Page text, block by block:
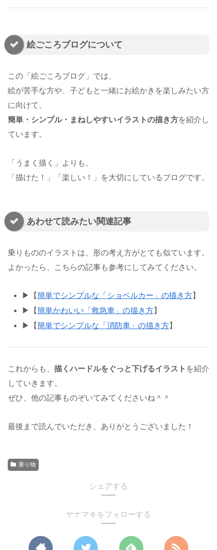
絵ごころブログについて
この「絵ごころブログ」では、
絵が苦手な方や、子どもと一緒にお絵かきを楽しみたい方
に向けて、
簡単・シンプル・まねしやすいイラストの描き方を紹介し
ています。
「うまく描く」よりも、
「描けた！」「楽しい！」を大切にしているブログです。
あわせて読みたい関連記事
乗りもののイラストは、形の考え方がとても似ています。
よかったら、こちらの記事も参考にしてみてください。
▶︎【簡単でシンプルな「ショベルカー」の描き方】
▶︎【簡単かわいい「救急車」の描き方】
▶︎【簡単でシンプルな「消防車」の描き方】
これからも、 描くハードルをぐっと下げるイラスト を紹介
していきます。
ぜひ、他の記事ものぞいてみてくださいね＾＾
最後まで読んでいただき、ありがとうございました！
乗り物
シェアする
ヤナマキをフォローする